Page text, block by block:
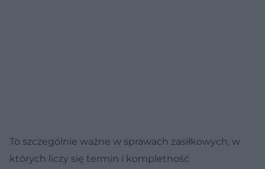
To szczególnie ważne w sprawach zasiłkowych, w
których liczy się termin i kompletność